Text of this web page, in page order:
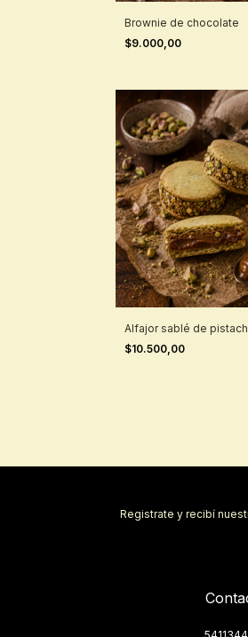
Brownie de chocolate
$9.000,00
Alfajor sablé de
$10.500,00
Registrate y recibí